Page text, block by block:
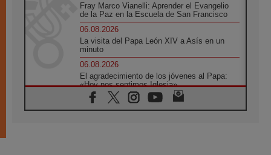
Fray Marco Vianelli: Aprender el Evangelio
de la Paz en la Escuela de San Francisco
06.08.2026
La visita del Papa León XIV a Asís en un
minuto
06.08.2026
El agradecimiento de los jóvenes al Papa:
«Hoy nos sentimos Iglesia»
06.08.2026
Líbano: Reanudan los coloquios en Roma en